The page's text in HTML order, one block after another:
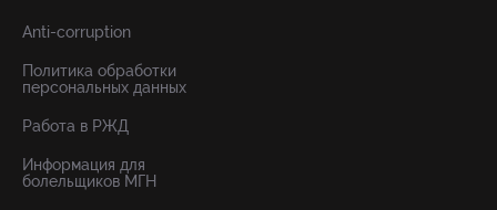
Anti-corruption
Политика обработки
персональных данных
Работа в РЖД
Информация для
болельщиков МГН